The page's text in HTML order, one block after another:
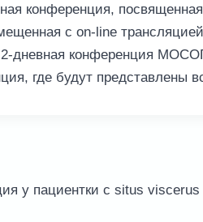
конференция,
с on-line
дневная конференция
где будут представлены
у пациентки с situs viscerus